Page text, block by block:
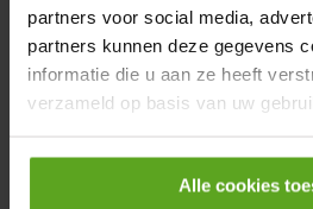
partners voor social media,
partners kunnen deze gegevens
informatie die u aan ze heeft
verzameld op basis van uw
Alle cookies
€ 19,99
−
HP 12
0,25KW